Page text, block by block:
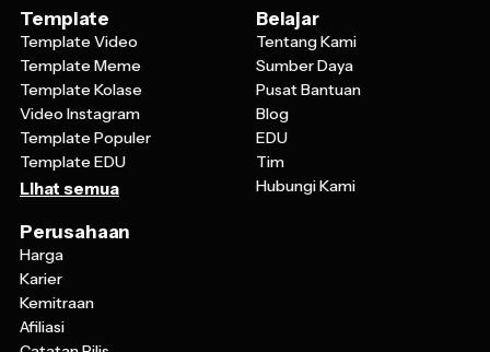
Template Video
Template Meme
Template Kolase
Video Instagram
Template Populer
Template EDU
Lihat semua
Tentang Kami
Sumber Daya
Pusat Bantuan
Blog
EDU
Tim
Hubungi Kami
Harga
Karier
Kemitraan
Afiliasi
Catatan Rilis